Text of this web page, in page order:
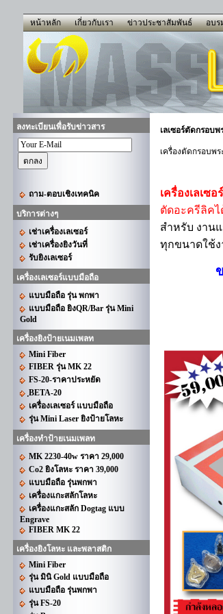
หน้าหลัก เกี่ยวกับเรา ข่าวประชาสัมพันธ์ อบร
ลงทะเบียนเพื่อรับข่าวสาร
ถาม-ตอบเชิงเทคนิค
บริการต่างๆ
เช่าเครื่องเลเซอร์
เช่าเครื่องยิงวันที่
รับยิงเลเซอร์
เครื่องเลเซอร์แบบมือถือ
แบบมือถือ รุ่น พกพา
แบบมือถือ ยิงQR/Bar รุ่น Mini
Gold
เครื่องยิงป้ายเนมเพลท
Mini Fiber
FIBER รุ่น MK 22
FS-20-ราคาประหยัด
ฺBETA-20
เครื่องเลเซอร์ แบบมือถือ
รุ่น Mini Laser ยิงป้ายโลหะ
เครื่องทำป้ายเนมเพลท
MK 2230-40w ราคา 29,000
Co2 ยิงโลหะ ราคา 39,000
แบบมือถือ รุ่นพกพา
เครื่องแกะสลักโลหะ
เครื่องแกะสลัก Dogtag แบบ
Engrave
FIBER MK 22
เครื่องยิงโลหะ และพลาสติก
Mini Fiber
รุ่น มินิ Gold แบบมือถือ
แบบมือถือ รุ่นพกพา
รุ่น FS-20
เลเซอร์ตัดกรอบพ
เครื่องตัดกรอบพ
เครื่องเลเซ
ตัดอะครีลิคไ
สำหรับ งาน
ทุกขนาดใช้